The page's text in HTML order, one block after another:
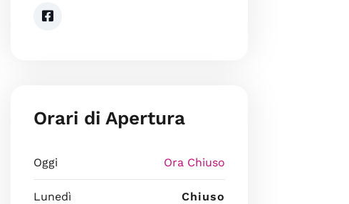
Orari di Apertura
Oggi Ora Chiuso
Lunedì Chiuso